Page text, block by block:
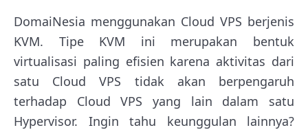
DomaiNesia menggunakan Cloud VPS berjenis
KVM. Tipe KVM ini merupakan bentuk
virtualisasi paling efisien karena aktivitas dari
satu Cloud VPS tidak akan berpengaruh
terhadap Cloud VPS yang lain dalam satu
Hypervisor. Ingin tahu keunggulan lainnya?